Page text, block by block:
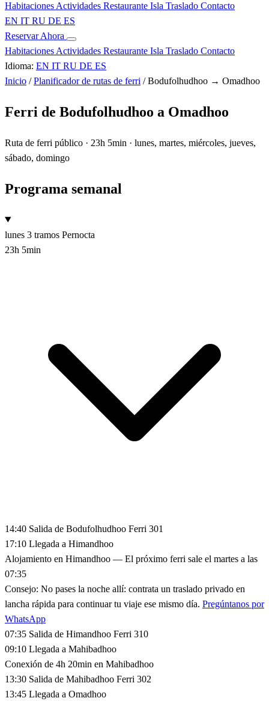
Habitaciones Actividades Restaurante Isla Traslado Contacto
EN IT RU DE ES
Reservar Ahora
Habitaciones Actividades Restaurante Isla Traslado Contacto
Idioma: EN IT RU DE ES
Inicio / Planificador de rutas de ferri / Bodufolhudhoo → Omadhoo
Ferri de Bodufolhudhoo a Omadhoo
Ruta de ferri público · 23h 5min · lunes, martes, miércoles, jueves,
sábado, domingo
Programa semanal
lunes 3 tramos Pernocta
23h 5min
14:40 Salida de Bodufolhudhoo Ferri 301
17:10 Llegada a Himandhoo
Alojamiento en Himandhoo — El próximo ferri sale el martes a las
07:35
Consejo: No pases la noche allí: contrata un traslado privado en
lancha rápida para continuar tu viaje ese mismo día. Pregúntanos por
WhatsApp
07:35 Salida de Himandhoo Ferri 310
09:10 Llegada a Mahibadhoo
Conexión de 4h 20min en Mahibadhoo
13:30 Salida de Mahibadhoo Ferri 302
13:45 Llegada a Omadhoo